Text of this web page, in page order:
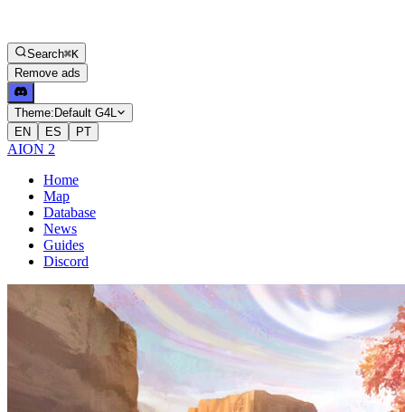
Search⌘K
Remove ads
Theme: Default G4L
EN
ES PT
AION 2
Home
Map
Database
News
Guides
Discord